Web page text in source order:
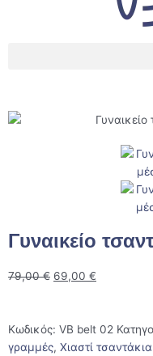
Γυναικείο
79,00€ 69,00 €
Κωδικός: VB belt 02
γραμμές, Χιαστί τσαντάκια